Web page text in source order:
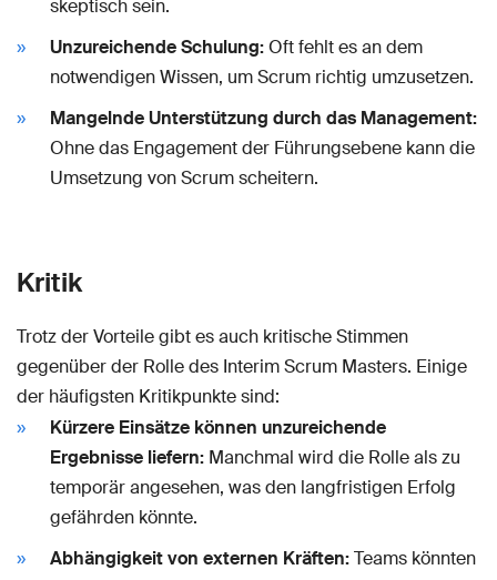
skeptisch sein.
Unzureichende Schulung:Oft fehlt es an dem
notwendigen Wissen, um Scrum richtig umzusetzen.
Mangelnde Unterstützung durch das Management:
Ohne das Engagement der Führungsebene kann die
Umsetzung von Scrum scheitern.
Kritik
Trotz der Vorteile gibt es auch kritische Stimmen
gegenüber der Rolle des Interim Scrum Masters. Einige
der häufigsten Kritikpunkte sind:
Kürzere Einsätze können unzureichende
Ergebnisse liefern: Manchmal wird die Rolle als zu
temporär angesehen, was den langfristigen Erfolg
gefährden könnte.
Abhängigkeit von externen Kräften:Teams könnten